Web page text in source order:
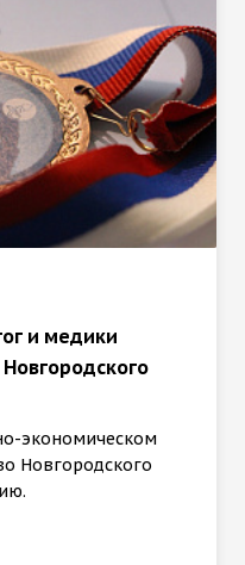
и медики
экономическом
Новгородского